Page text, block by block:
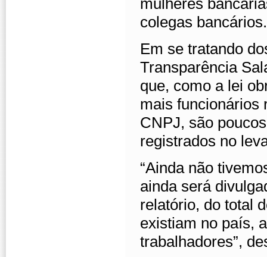
mulheres
colegas bancários.
Em se tratando
Transparência
que, como a lei
mais funcionários
CNPJ, são
registrados no
“Ainda não
ainda será
relatório, do total
existiam no país,
trabalhadores”,